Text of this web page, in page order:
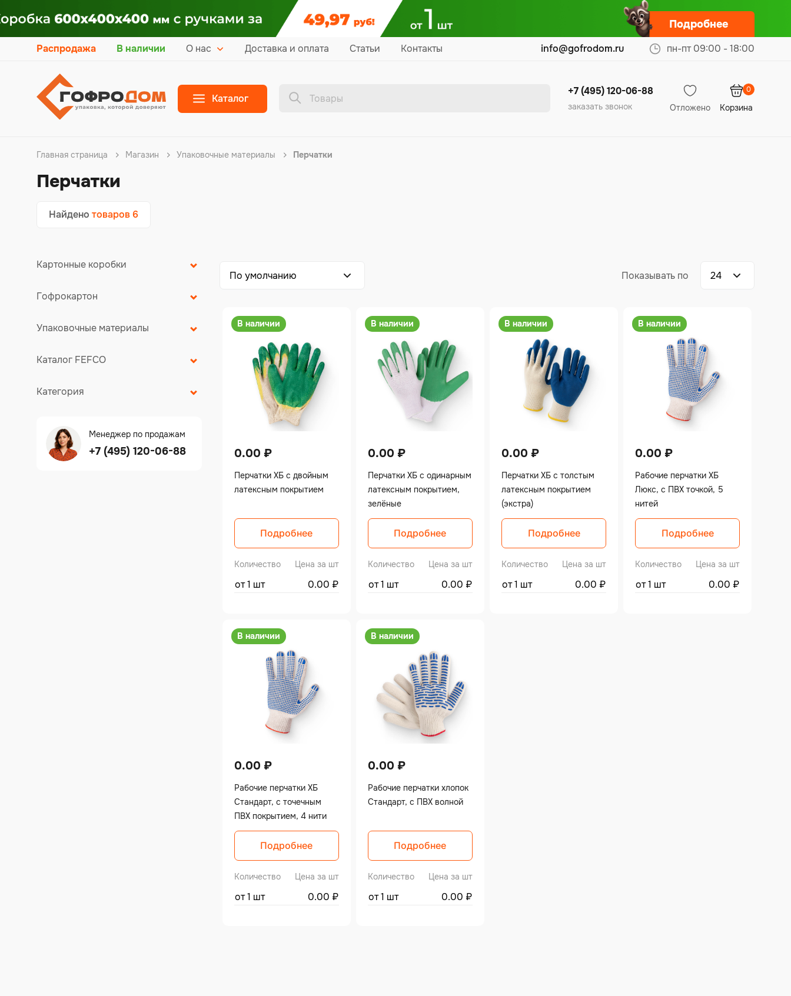
Подробнее
Распродажа В наличии О нас Доставка и оплата Статьи Контакты info@gofrodom.ru пн-пт 09:00 - 18:00
Каталог
+7 (495) 120-06-88
заказать звонок Отложено Корзина
0
Главная страница Магазин Упаковочные материалы Перчатки
Перчатки
Найдено товаров 6
Картонные коробки
Гофрокартон
Упаковочные материалы
Каталог FEFCO
Категория
Менеджер по продажам
+7 (495) 120-06-88
В наличии
0.00 ₽
Перчатки ХБ с двойным
латексным покрытием
Подробнее
Количество Цена за шт
от 1 шт 0.00 ₽
В наличии
0.00 ₽
Перчатки ХБ с одинарным
латексным покрытием,
зелёные
Подробнее
Количество Цена за шт
от 1 шт 0.00 ₽
В наличии
0.00 ₽
Перчатки ХБ с толстым
латексным покрытием
(экстра)
Подробнее
Количество Цена за шт
от 1 шт 0.00 ₽
В наличии
0.00 ₽
Рабочие перчатки ХБ
Люкс, с ПВХ точкой, 5
нитей
Подробнее
Количество Цена за шт
от 1 шт 0.00 ₽
В наличии
0.00 ₽
Рабочие перчатки ХБ
Стандарт, с точечным
ПВХ покрытием, 4 нити
Подробнее
Количество Цена за шт
от 1 шт 0.00 ₽
В наличии
0.00 ₽
Рабочие перчатки хлопок
Стандарт, с ПВХ волной
Подробнее
Количество Цена за шт
от 1 шт 0.00 ₽